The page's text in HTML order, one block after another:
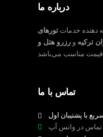
درباره ما
دهنده خدماتتورهای
ترکیه ورزرو هتل و
تماس با ما
با پشتیبان اول
تماس در واتس آپ